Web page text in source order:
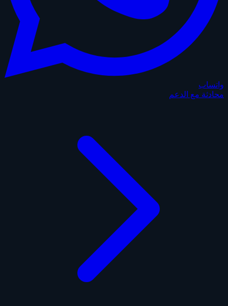
واتساب
محادثة مع الدعم